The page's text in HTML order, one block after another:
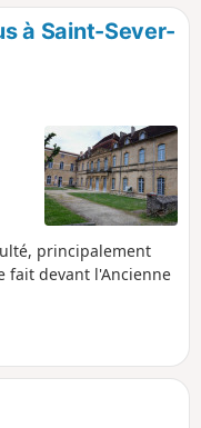
à Saint-Sever-
principalement
fait devant l'Ancienne